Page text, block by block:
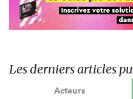
Les derniers articles
Acteurs